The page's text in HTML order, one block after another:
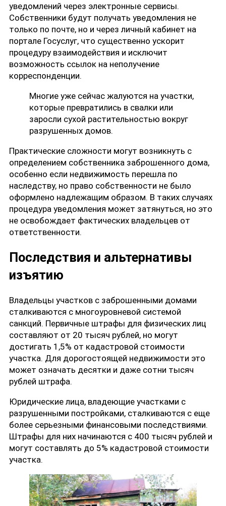
уведомлений через электронные сервисы.
Собственники будут получать уведомления не
только по почте, но и через личный кабинет на
портале Госуслуг, что существенно ускорит
процедуру взаимодействия и исключит
возможность ссылок на неполучение
корреспонденции.
Многие уже сейчас жалуются на участки,
которые превратились в свалки или
заросли сухой растительностью вокруг
разрушенных домов.
Практические сложности могут возникнуть с
определением собственника заброшенного дома,
особенно если недвижимость перешла по
наследству, но право собственности не было
оформлено надлежащим образом. В таких случаях
процедура уведомления может затянуться, но это
не освобождает фактических владельцев от
ответственности.
Последствия и альтернативы
изъятию
Владельцы участков с заброшенными домами
сталкиваются с многоуровневой системой
санкций. Первичные штрафы для физических лиц
составляют от 20 тысяч рублей, но могут
достигать 1,5% от кадастровой стоимости
участка. Для дорогостоящей недвижимости это
может означать десятки и даже сотни тысяч
рублей штрафа.
Юридические лица, владеющие участками с
разрушенными постройками, сталкиваются с еще
более серьезными финансовыми последствиями.
Штрафы для них начинаются с 400 тысяч рублей и
могут составлять до 5% кадастровой стоимости
участка.